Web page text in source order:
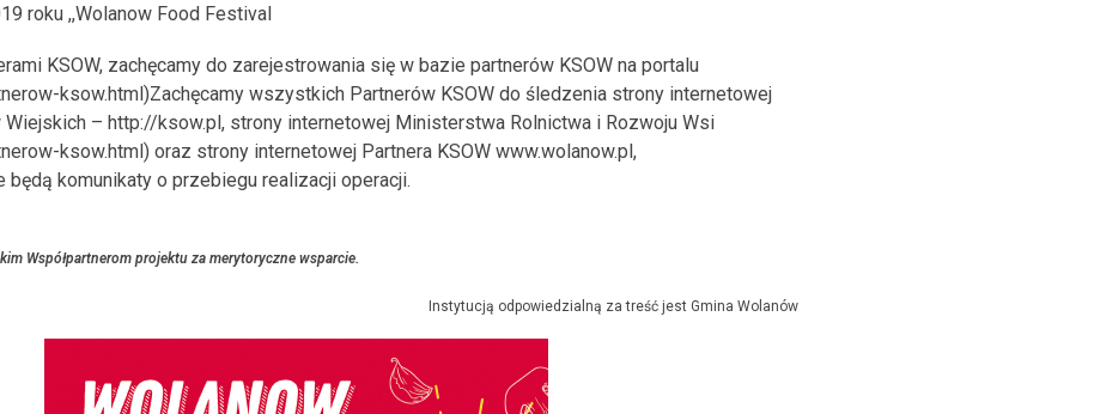
roku ,,Wolanow Food Festival
KSOW, zachęcamy do zarejestrowania się w bazie partnerów KSOW na portalu
ksow.html)Zachęcamy wszystkich Partnerów KSOW do śledzenia strony internetowej
Wiejskich – http://ksow.pl, strony internetowej Ministerstwa Rolnictwa i Rozwoju Wsi
ksow.html) oraz strony internetowej Partnera KSOW www.wolanow.pl,
będą komunikaty o przebiegu realizacji operacji.
Współpartnerom projektu za merytoryczne wsparcie.
Instytucją odpowiedzialną za treść jest Gmina Wolanów